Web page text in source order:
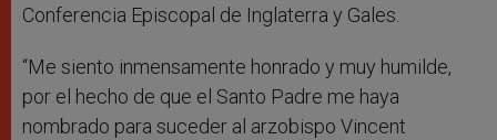
Conferencia Episcopal de Inglaterra y Gales.
“Me siento inmensamente honrado y muy humilde,
por el hecho de que el Santo Padre me haya
nombrado para suceder al arzobispo Vincent